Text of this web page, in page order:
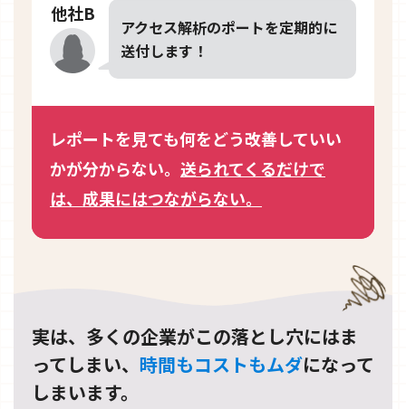
他社B
アクセス解析のポートを定期的に
送付します！
レポートを見ても何をどう改善していい
かが分からない。 送られてくるだけで
は、成果にはつながらない。
実は、多くの企業がこの落とし穴にはま
ってしまい、 時間もコストもムダになって
しまいます。